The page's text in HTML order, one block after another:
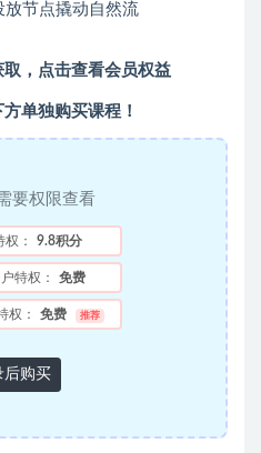
节点撬动自然流
，点击查看会员权益
单独购买课程！
要权限查看
： 9.8积分
特权： 免费
权： 免费 推荐
后购买